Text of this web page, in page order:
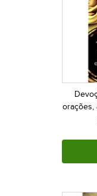
orações,